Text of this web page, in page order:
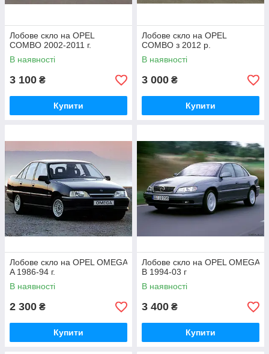
Лобове скло на OPEL
COMBO 2002-2011 г.
В наявності
3 100 ₴
Купити
Лобове скло на OPEL
COMBO з 2012 р.
В наявності
3 000 ₴
Купити
Лобове скло на OPEL OMEGA
A 1986-94 г.
В наявності
2 300 ₴
Купити
Лобове скло на OPEL OMEGA
B 1994-03 г
В наявності
3 400 ₴
Купити